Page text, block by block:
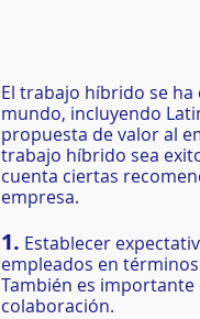
El trabajo híbrido se
mundo, incluyendo
propuesta de valor al
trabajo híbrido sea
cuenta ciertas
empresa.
1. Establecer
empleados en
También es
colaboración.